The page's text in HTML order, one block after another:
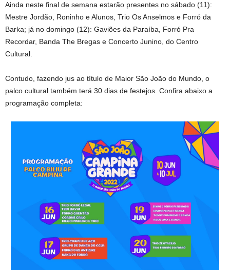
Ainda neste final de semana estarão presentes no sábado (11):
Mestre Jordão, Roninho e Alunos, Trio Os Anselmos e Forró da
Barka; já no domingo (12): Gaviões da Paraíba, Forró Pra
Recordar, Banda The Bregas e Concerto Junino, do Centro
Cultural.
Contudo, fazendo jus ao título de Maior São João do Mundo, o
palco cultural também terá 30 dias de festejos. Confira abaixo a
programação completa: